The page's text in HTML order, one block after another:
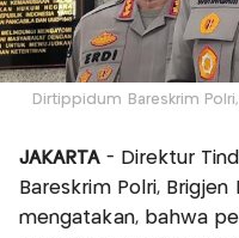
Dirtippidum Bareskrim
JAKARTA - Direktur
Bareskrim Polri,
mengatakan, bahwa